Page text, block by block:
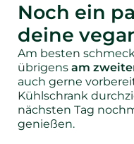
Noch ein
deine
Am besten
übrigens am
auch gerne
Kühlschrank
nächsten Tag
genießen.